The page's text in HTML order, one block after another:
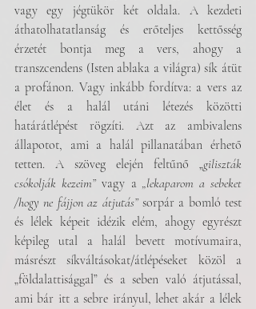
vagy egy jégtükör két oldala. A kezdeti
áthatolhatatlanság és erőteljes kettősség
érzetét bontja meg a vers, ahogy a
transzcendens (Isten ablaka a világra) sík átüt
a profánon. Vagy inkább fordítva: a vers az
élet és a halál utáni létezés közötti
határátlépést rögzíti. Azt az ambivalens
állapotot, ami a halál pillanatában érhető
tetten. A szöveg elején feltűnő „giliszták
csókolják kezeim” vagy a „lekaparom a sebeket
/hogy ne fájjon az átjutás” sorpár a bomló test
és lélek képeit idézik elém, ahogy egyrészt
képileg utal a halál bevett motívumaira,
másrészt síkváltásokat/átlépéseket közöl a
„földalattisággal” és a seben való átjutással,
ami bár itt a sebre irányul, lehet akár a lélek